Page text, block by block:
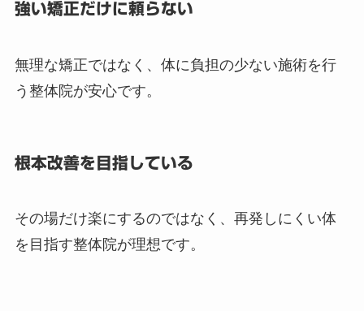
強い矯正だけに頼らない
無理な矯正ではなく、体に負担の少ない施術を行
う整体院が安心です。
根本改善を目指している
その場だけ楽にするのではなく、再発しにくい体
を目指す整体院が理想です。